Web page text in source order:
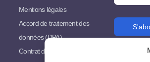
Mentions légales
Accord de traitement des
données (DPA)
Contrat de Distribution